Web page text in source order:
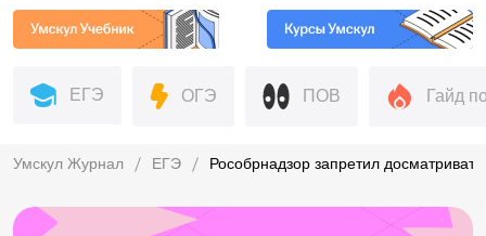
ЕГЭ ОГЭ ПОВ Гайд
Умскул Журнал ЕГЭ Рособрнадзор запретил